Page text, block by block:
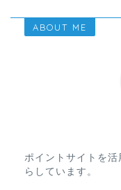
ABOUT ME
ポイントサイトを
らしています。